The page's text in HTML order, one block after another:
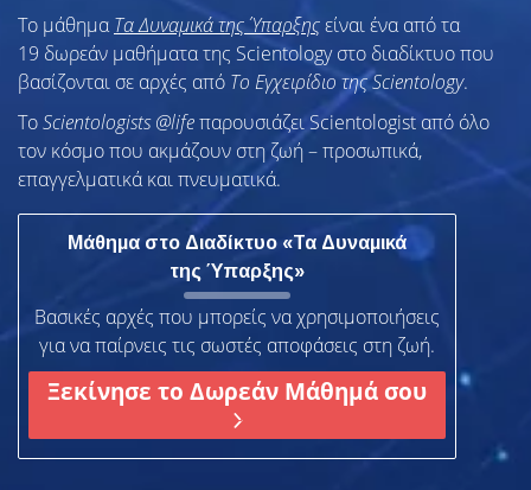
Το μάθημαΤα Δυναμικά της Ύπαρξηςείναι ένα από τα
19 δωρεάν μαθήματα της Scientology στο διαδίκτυο που
βασίζονται σε αρχές από Το Εγχειρίδιο της Scientology.
ΤοScientologists @lifeπαρουσιάζει Scientologist από όλο
τον κόσμο που ακμάζουν στη ζωή – προσωπικά,
επαγγελματικά και πνευματικά.
Μάθημα στο Διαδίκτυο «Τα Δυναμικά
της Ύπαρξης»
Βασικές αρχές που μπορείς να χρησιμοποιήσεις
για να παίρνεις τις σωστές αποφάσεις στη ζωή.
Ξεκίνησε το Δωρεάν Μάθημά σου